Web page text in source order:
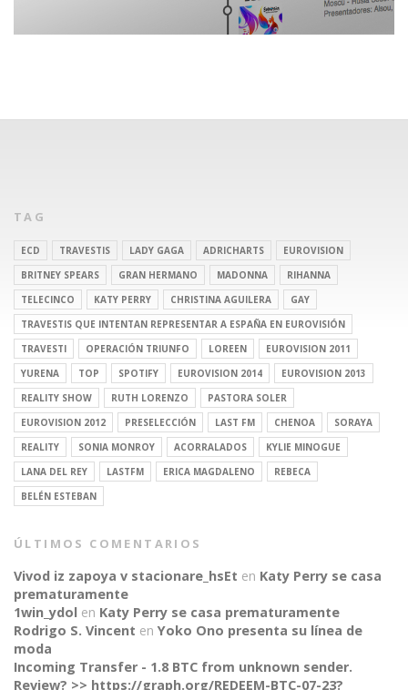
TAG
ECD TRAVESTIS LADY GAGA ADRICHARTS
EUROVISION
BRITNEY SPEARS
GRAN HERMANO MADONNA
RIHANNA
TELECINCO
KATY PERRY CHRISTINA AGUILERA
GAY
TRAVESTIS QUE INTENTAN REPRESENTAR A ESPAÑA EN EUROVISIÓN
TRAVESTI
OPERACIÓN TRIUNFO LOREEN
EUROVISION 2011
YURENA
TOP SPOTIFY EUROVISION 2014
EUROVISION 2013
REALITY SHOW
RUTH LORENZO
PASTORA SOLER
EUROVISION 2012
PRESELECCIÓN LAST FM CHENOA
SORAYA
REALITY
SONIA MONROY ACORRALADOS
KYLIE MINOGUE
LANA DEL REY
LASTFM ERICA MAGDALENO
REBECA
BELÉN ESTEBAN
ÚLTIMOS COMENTARIOS
Vivod iz zapoya v stacionare_hsEt en Katy Perry se casa
prematuramente
1win_ydol en Katy Perry se casa prematuramente
Rodrigo S. Vincent en Yoko Ono presenta su línea de
moda
Incoming Transfer - 1.8 BTC from unknown sender.
Review? >> https://graph.org/REDEEM-BTC-07-23?